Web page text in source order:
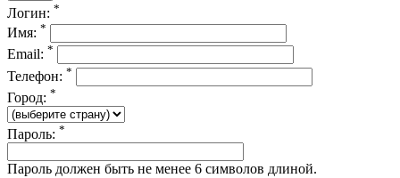
Логин: *
Имя: *
Email: *
Телефон: *
Город: *
Пароль: *
Пароль должен быть не менее 6 символов длиной.